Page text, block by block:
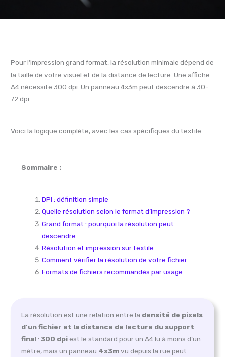
Pour l’impression grand format, la résolution minimale dépend de
la taille de votre visuel et de la distance de lecture. Une affiche
A4 nécessite 300 dpi. Un panneau 4x3m peut descendre à 30-
72 dpi.
Voici la logique complète, avec les cas spécifiques du textile.
Sommaire :
DPI : définition simple
Quelle résolution selon le format d’impression ?
Grand format : pourquoi la résolution peut
descendre
Résolution et impression sur textile
Comment vérifier la résolution de votre fichier
Formats de fichiers recommandés par usage
La résolution est une relation entre la densité de pixels
d’un fichier et la distance de lecture du support
final: 300 dpiest le standard pour un A4 lu à moins d’un
mètre, mais un panneau 4x3mvu depuis la rue peut